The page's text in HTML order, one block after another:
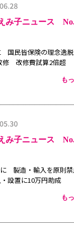
み子ニュース
国民皆保険の理念逸
修 改修費試算2倍超
も
み子ニュース
製造・輸入を原則
設置に10万円助成
も